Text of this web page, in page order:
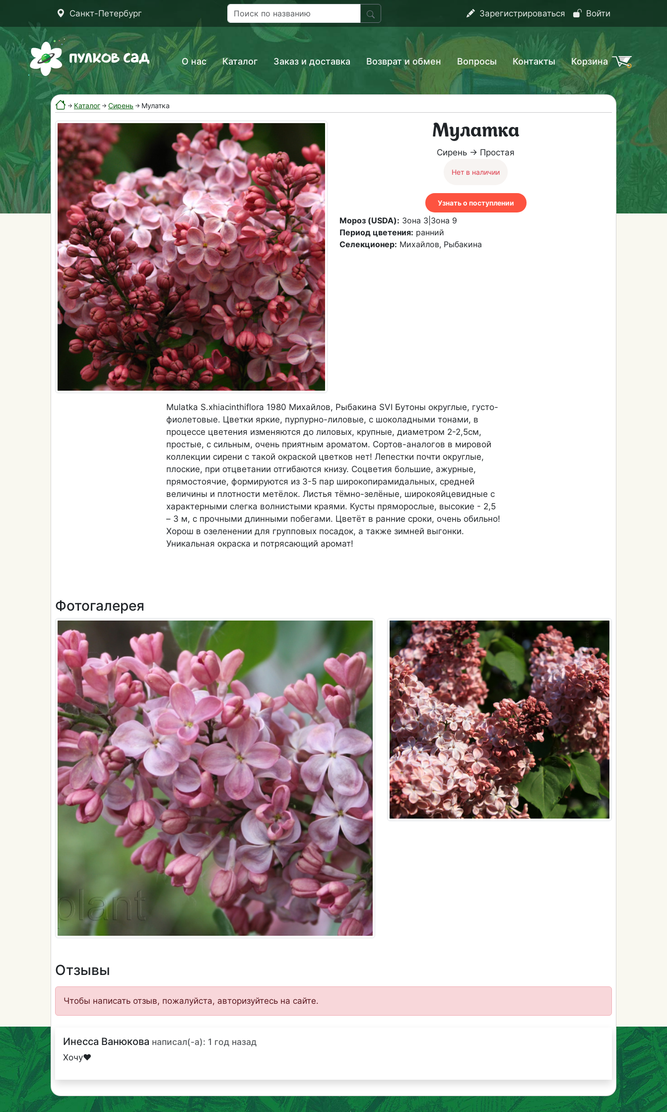
Санкт-Петербург Зарегистрироваться Войти
О нас Каталог Заказ и доставка Возврат и обмен Вопросы Контакты Корзина
Каталог Сирень Мулатка
Мулатка
Сирень → Простая
Нет в наличии
Узнать о поступлении
Мороз (USDA): Зона 3|Зона 9
Период цветения: ранний
Селекционер: Михайлов, Рыбакина
Mulatka S.xhiacinthiflora 1980 Михайлов, Рыбакина SVI Бутоны округлые, густо-
фиолетовые. Цветки яркие, пурпурно-лиловые, с шоколадными тонами, в
процессе цветения изменяются до лиловых, крупные, диаметром 2-2,5см,
простые, с сильным, очень приятным ароматом. Сортов-аналогов в мировой
коллекции сирени с такой окраской цветков нет! Лепестки почти округлые,
плоские, при отцветании отгибаются книзу. Соцветия большие, ажурные,
прямостоячие, формируются из 3-5 пар широкопирамидальных, средней
величины и плотности метёлок. Листья тёмно-зелёные, широкояйцевидные с
характерными слегка волнистыми краями. Кусты пряморослые, высокие - 2,5
– 3 м, с прочными длинными побегами. Цветёт в ранние сроки, очень обильно!
Хорош в озеленении для групповых посадок, а также зимней выгонки.
Уникальная окраска и потрясающий аромат!
Фотогалерея
Отзывы
Чтобы написать отзыв, пожалуйста, авторизуйтесь на сайте.
Инесса Ванюкова написал(-а): 1 год назад
Хочу❤️